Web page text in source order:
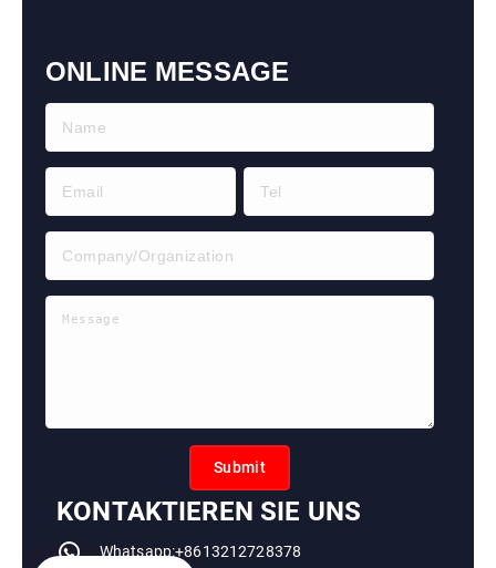
ONLINE MESSAGE
Submit
KONTAKTIEREN SIE UNS
Whatsapp:+8613212728378